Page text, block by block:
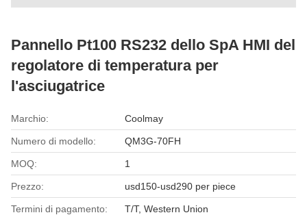
Pannello Pt100 RS232 dello SpA HMI del
regolatore di temperatura per
l'asciugatrice
Marchio: Coolmay
Numero di modello: QM3G-70FH
MOQ: 1
Prezzo: usd150-usd290 per piece
Termini di pagamento: T/T, Western Union